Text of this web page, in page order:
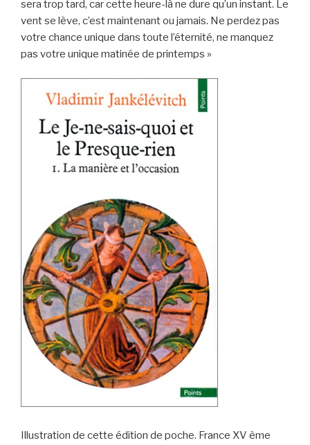
sera trop tard, car cette heure-là ne dure qu’un instant. Le
vent se lève, c’est maintenant ou jamais. Ne perdez pas
votre chance unique dans toute l’éternité, ne manquez
pas votre unique matinée de printemps »
Illustration de cette édition de poche. France XV ème